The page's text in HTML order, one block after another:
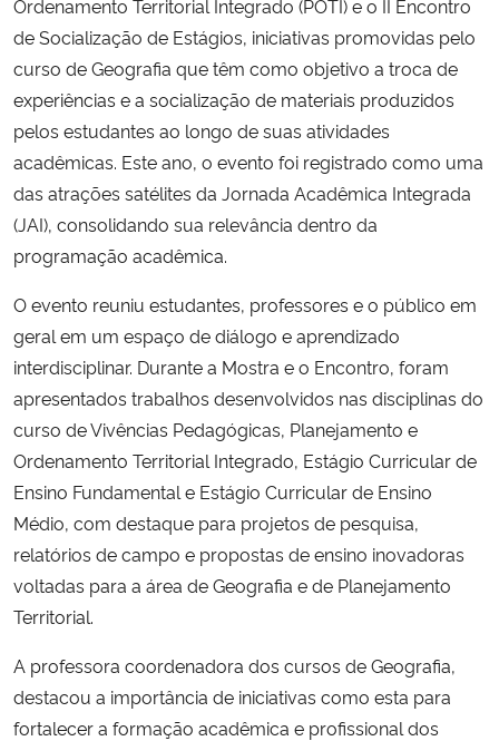
Secretaria de Governo
Gabinete de Segurança Institucional
Advocacia-Geral da União
Planalto
Ordenamento Territorial Integrado (POTI) e o II Encontro
de Socialização de Estágios, iniciativas promovidas pelo
curso de Geografia que têm como objetivo a troca de
experiências e a socialização de materiais produzidos
pelos estudantes ao longo de suas atividades
acadêmicas. Este ano, o evento foi registrado como uma
das atrações satélites da Jornada Acadêmica Integrada
(JAI), consolidando sua relevância dentro da
programação acadêmica.
O evento reuniu estudantes, professores e o público em
geral em um espaço de diálogo e aprendizado
interdisciplinar. Durante a Mostra e o Encontro, foram
apresentados trabalhos desenvolvidos nas disciplinas do
curso de Vivências Pedagógicas, Planejamento e
Ordenamento Territorial Integrado, Estágio Curricular de
Ensino Fundamental e Estágio Curricular de Ensino
Médio, com destaque para projetos de pesquisa,
relatórios de campo e propostas de ensino inovadoras
voltadas para a área de Geografia e de Planejamento
Territorial.
A professora coordenadora dos cursos de Geografia,
destacou a importância de iniciativas como esta para
fortalecer a formação acadêmica e profissional dos